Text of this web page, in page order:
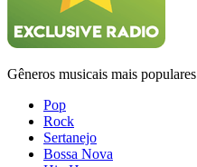
Gêneros musicais mais populares
Pop
Rock
Sertanejo
Bossa Nova